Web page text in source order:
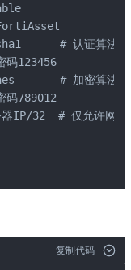
# 认证算法
码123456
# 加密算法
码789012
IP/32  # 仅允许网管
复制代码